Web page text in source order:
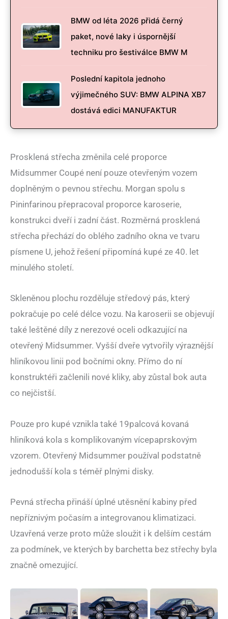
BMW od léta 2026 přidá černý
paket, nové laky i úspornější
techniku pro šestiválce BMW M
Poslední kapitola jednoho
výjimečného SUV: BMW ALPINA XB7
dostává edici MANUFAKTUR
Prosklená střecha změnila celé proporce
Midsummer Coupé není pouze otevřeným vozem
doplněným o pevnou střechu. Morgan spolu s
Pininfarinou přepracoval proporce karoserie,
konstrukci dveří i zadní část. Rozměrná prosklená
střecha přechází do oblého zadního okna ve tvaru
písmene U, jehož řešení připomíná kupé ze 40. let
minulého století.
Skleněnou plochu rozděluje středový pás, který
pokračuje po celé délce vozu. Na karoserii se objevují
také leštěné díly z nerezové oceli odkazující na
otevřený Midsummer. Vyšší dveře vytvořily výraznější
hliníkovou linii pod bočními okny. Přímo do ní
konstruktéři začlenili nové kliky, aby zůstal bok auta
co nejčistší.
Pouze pro kupé vznikla také 19palcová kovaná
hliníková kola s komplikovaným vícepaprskovým
vzorem. Otevřený Midsummer používal podstatně
jednodušší kola s téměř plnými disky.
Pevná střecha přináší úplné utěsnění kabiny před
nepříznivým počasím a integrovanou klimatizaci.
Uzavřená verze proto může sloužit i k delším cestám
za podmínek, ve kterých by barchetta bez střechy byla
značně omezující.